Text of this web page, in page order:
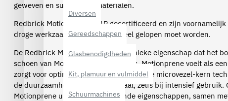
Diversen
Gereedschappen
Glasbenodigdheden
Kit, plamuur en vulmiddel
Schuurmachines
geweven en superlichte materialen.
Redbrick Motion Star is S1P gecertificeerd en zijn
droge werkzaamheden waarbij veel gelopen moet worden.
De Redbrick Motion Star heeft als unieke eigenschap dat het
schoen van Motionprene materiaal is. Motionprene voelt als
zorgt voor optimale bewegingsvrijheid. De microvezel-kern
de duurzaamheid van het materiaal, zelfs bij intensief gebruik.
Motionprene uitstekende ademende eigenschappen, samen